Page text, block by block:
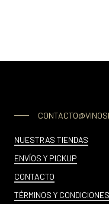
NUESTRAS TIENDAS
ENVÍOS Y PICKUP
CONTACTO
TÉRMINOS Y CONDICIONES